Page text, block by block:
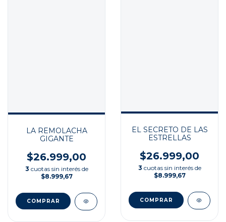
LA REMOLACHA
GIGANTE
$26.999,00
3 cuotas sin interés de
$8.999,67
EL SECRETO DE LAS
ESTRELLAS
$26.999,00
3 cuotas sin interés de
$8.999,67